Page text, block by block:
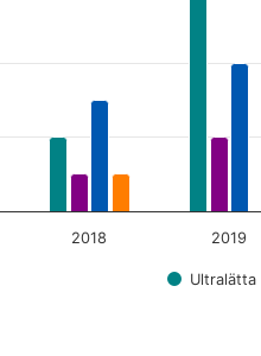
Ultralätta
2018 2019